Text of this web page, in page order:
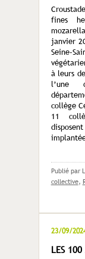
fines
janvier
Seine-
à leurs
l’une
collège
11
Publié par
collective,
23/09/
LES 100